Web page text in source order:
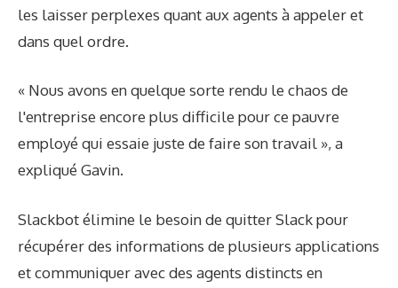
les laisser perplexes quant aux agents à appeler et
dans quel ordre.
« Nous avons en quelque sorte rendu le chaos de
l'entreprise encore plus difficile pour ce pauvre
employé qui essaie juste de faire son travail », a
expliqué Gavin.
Slackbot élimine le besoin de quitter Slack pour
récupérer des informations de plusieurs applications
et communiquer avec des agents distincts en